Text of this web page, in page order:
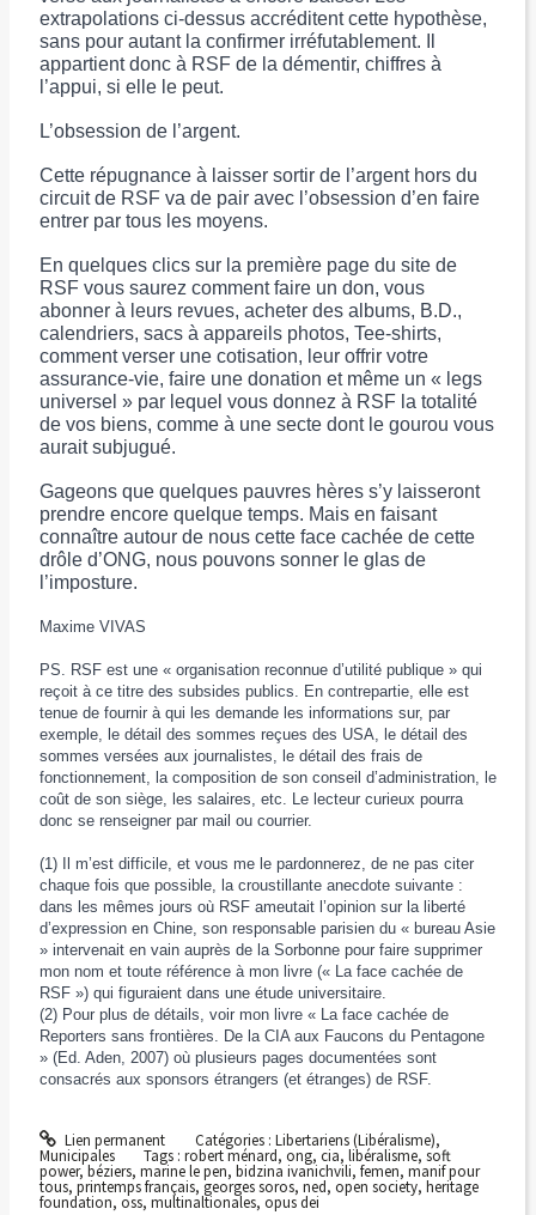
extrapolations ci-dessus accréditent cette hypothèse,
sans pour autant la confirmer irréfutablement. Il
appartient donc à RSF de la démentir, chiffres à
l’appui, si elle le peut.
L’obsession de l’argent.
Cette répugnance à laisser sortir de l’argent hors du
circuit de RSF va de pair avec l’obsession d’en faire
entrer par tous les moyens.
En quelques clics sur la première page du site de
RSF vous saurez comment faire un don, vous
abonner à leurs revues, acheter des albums, B.D.,
calendriers, sacs à appareils photos, Tee-shirts,
comment verser une cotisation, leur offrir votre
assurance-vie, faire une donation et même un « legs
universel » par lequel vous donnez à RSF la totalité
de vos biens, comme à une secte dont le gourou vous
aurait subjugué.
Gageons que quelques pauvres hères s’y laisseront
prendre encore quelque temps. Mais en faisant
connaître autour de nous cette face cachée de cette
drôle d’ONG, nous pouvons sonner le glas de
l’imposture.
Maxime VIVAS
PS. RSF est une « organisation reconnue d’utilité publique » qui
reçoit à ce titre des subsides publics. En contrepartie, elle est
tenue de fournir à qui les demande les informations sur, par
exemple, le détail des sommes reçues des USA, le détail des
sommes versées aux journalistes, le détail des frais de
fonctionnement, la composition de son conseil d’administration, le
coût de son siège, les salaires, etc. Le lecteur curieux pourra
donc se renseigner par mail ou courrier.
(1) Il m’est difficile, et vous me le pardonnerez, de ne pas citer
chaque fois que possible, la croustillante anecdote suivante :
dans les mêmes jours où RSF ameutait l’opinion sur la liberté
d’expression en Chine, son responsable parisien du « bureau Asie
» intervenait en vain auprès de la Sorbonne pour faire supprimer
mon nom et toute référence à mon livre (« La face cachée de
RSF ») qui figuraient dans une étude universitaire.
(2) Pour plus de détails, voir mon livre « La face cachée de
Reporters sans frontières. De la CIA aux Faucons du Pentagone
» (Ed. Aden, 2007) où plusieurs pages documentées sont
consacrés aux sponsors étrangers (et étranges) de RSF.
Lien permanent Catégories : Libertariens (Libéralisme),
Municipales Tags :robert ménard,ong,cia,libéralisme,soft
power,béziers, marine le pen, bidzina ivanichvili, femen, manif pour
tous, printemps français, georges soros, ned, open society, heritage
foundation, oss, multinaltionales, opus dei